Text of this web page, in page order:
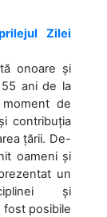
Zilei
onoare și
ani de la
de
contribuția
țării. De-
oameni și
un
și
fost posibile